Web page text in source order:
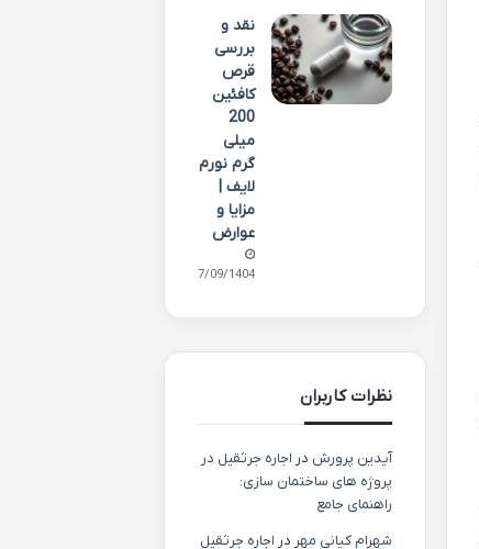
نقد و
بررسی
قرص
کافئین
200
میلی
گرم نورم
لایف |
مزایا و
عوارض
27/09/1404
نظرات کاربران
آیدین پرورش در اجاره جرثقیل در
پروژه های ساختمان سازی:
راهنمای جامع
شهرام کیانی مهر در اجاره جرثقیل